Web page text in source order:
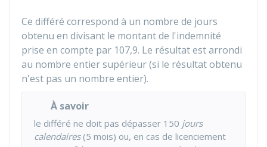
Ce différé correspond à un nombre de jours
obtenu en divisant le montant de l'indemnité
prise en compte par 107,9. Le résultat est arrondi
au nombre entier supérieur (si le résultat obtenu
n'est pas un nombre entier).
À savoir
le différé ne doit pas dépasser 150 jours
calendaires(5 mois) ou, en cas de licenciement